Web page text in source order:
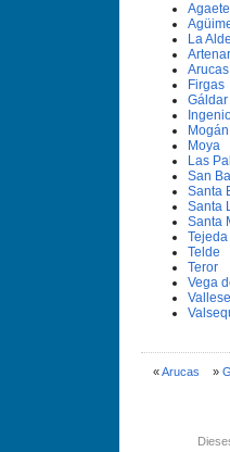
Agaete
La
Arucas
Firgas
Gáldar
Mogán
Moya
Las
San
Santa
Santa
Santa
Tejeda
Telde
Teror
Vega
«Arucas »